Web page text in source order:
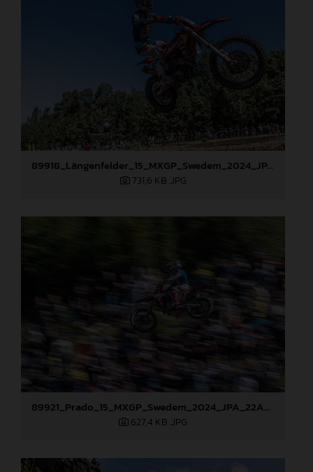
89918_Längenfelder_15_MXGP_Swedem_2024_JPA_96A8855
731,6 KB .JPG
89921_Prado_15_MXGP_Swedem_2024_JPA_22A0699
627,4 KB .JPG